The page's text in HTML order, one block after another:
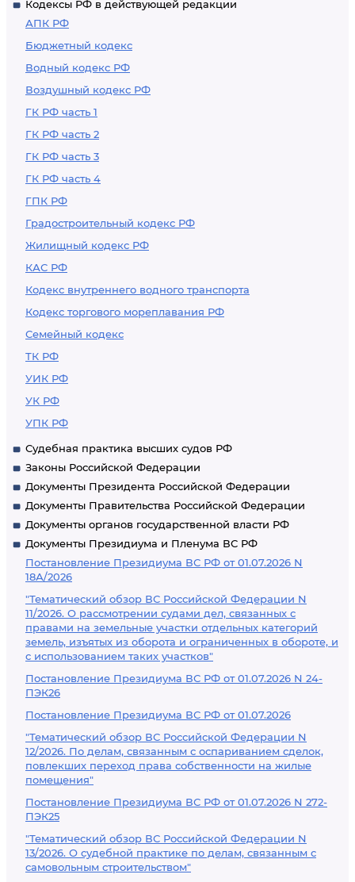
Кодексы РФ в действующей редакции
АПК РФ
Бюджетный кодекс
Водный кодекс РФ
Воздушный кодекс РФ
ГК РФ часть 1
ГК РФ часть 2
ГК РФ часть 3
ГК РФ часть 4
ГПК РФ
Градостроительный кодекс РФ
Жилищный кодекс РФ
КАС РФ
Кодекс внутреннего водного транспорта
Кодекс торгового мореплавания РФ
Семейный кодекс
ТК РФ
УИК РФ
УК РФ
УПК РФ
Судебная практика высших судов РФ
Законы Российской Федерации
Документы Президента Российской Федерации
Документы Правительства Российской Федерации
Документы органов государственной власти РФ
Документы Президиума и Пленума ВС РФ
Постановление Президиума ВС РФ от 01.07.2026 N
18А/2026
"Тематический обзор ВС Российской Федерации N
11/2026. О рассмотрении судами дел, связанных с
правами на земельные участки отдельных категорий
земель, изъятых из оборота и ограниченных в обороте, и
с использованием таких участков"
Постановление Президиума ВС РФ от 01.07.2026 N 24-
ПЭК26
Постановление Президиума ВС РФ от 01.07.2026
"Тематический обзор ВС Российской Федерации N
12/2026. По делам, связанным с оспариванием сделок,
повлекших переход права собственности на жилые
помещения"
Постановление Президиума ВС РФ от 01.07.2026 N 272-
ПЭК25
"Тематический обзор ВС Российской Федерации N
13/2026. О судебной практике по делам, связанным с
самовольным строительством"